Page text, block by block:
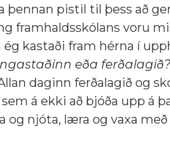
þennan pistil til þess að
framhaldsskólans voru
kastaði fram hérna í
eða
daginn ferðalagið og
á ekki að bjóða upp á
og njóta, læra og vaxa